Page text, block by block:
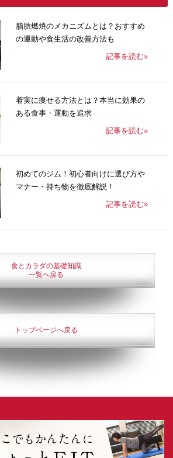
脂肪燃焼のメカニズムとは？おすすめ
の運動や食生活の改善方法も
記事を読む»
着実に痩せる方法とは？本当に効果の
ある食事・運動を追求
記事を読む»
初めてのジム！初心者向けに選び方や
マナー・持ち物を徹底解説！
記事を読む»
食とカラダの基礎知識
一覧へ戻る
トップページへ戻る